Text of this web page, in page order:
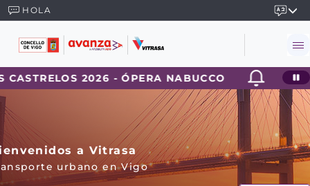
HOLA
2026 - ÓPERA NABUCCO 2026-07-31
a Vitrasa
urbano en Vigo